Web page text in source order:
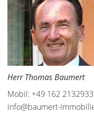
Herr Thomas Baumert
Mobil: +49 162 2132933
info@baumert-